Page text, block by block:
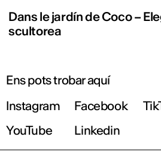
Dans le jardín de Coco –
scultorea
Ens pots trobar aquí
Instagram
Facebook
YouTube
Linkedin